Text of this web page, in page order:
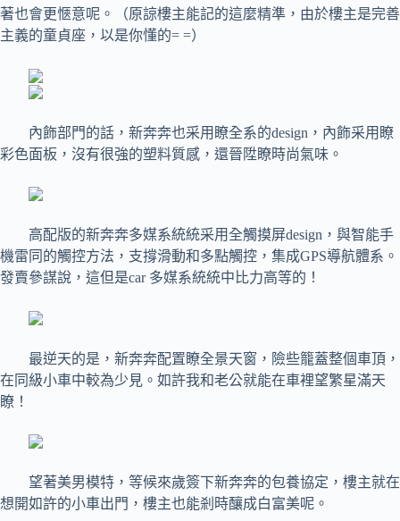
著也會更愜意呢。（原諒樓主能記的這麼精準，由於樓主是完善
主義的童貞座，以是你懂的= =）
內飾部門的話，新奔奔也采用瞭全系的design，內飾采用瞭
彩色面板，沒有很強的塑料質感，還晉陞瞭時尚氣味。
高配版的新奔奔多媒系統統采用全觸摸屏design，與智能手
機雷同的觸控方法，支撐滑動和多點觸控，集成GPS導航體系。
發賣參謀說，這但是car 多媒系統統中比力高等的！
最逆天的是，新奔奔配置瞭全景天窗，險些籠蓋整個車頂，
在同級小車中較為少見。如許我和老公就能在車裡望繁星滿天
瞭！
望著美男模特，等候來歲簽下新奔奔的包養協定，樓主就在
想開如許的小車出門，樓主也能剎時釀成白富美呢。